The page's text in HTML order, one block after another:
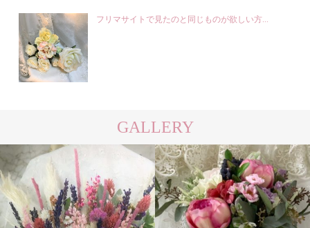
フリマサイトで見たのと同じものが欲しい方...
GALLERY